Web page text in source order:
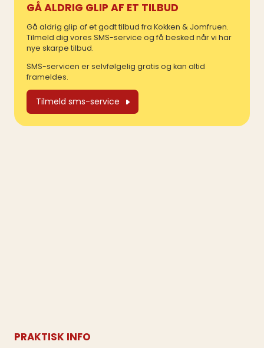
GÅ ALDRIG GLIP AF ET TILBUD
Gå aldrig glip af et godt tilbud fra Kokken & Jomfruen.
Tilmeld dig vores SMS-service og få besked når vi har
nye skarpe tilbud.
SMS-servicen er selvfølgelig gratis og kan altid
frameldes.
Tilmeld sms-service
PRAKTISK INFO